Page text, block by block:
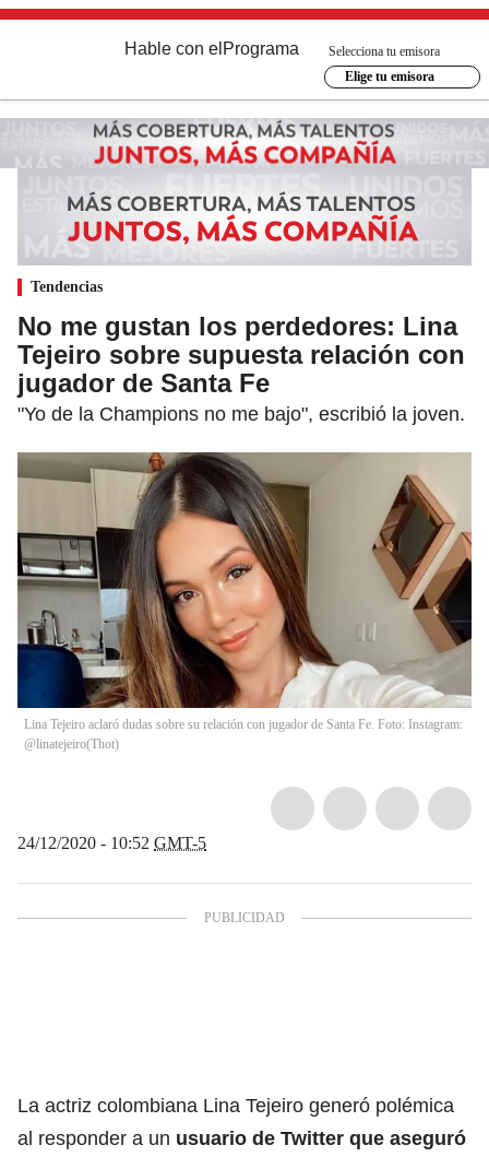
Hable con el Programa
Selecciona tu emisora
Elige tu emisora
Tendencias
No me gustan los perdedores: Lina
Tejeiro sobre supuesta relación con
jugador de Santa Fe
"Yo de la Champions no me bajo", escribió la joven.
Lina Tejeiro aclaró dudas sobre su relación con jugador de Santa Fe. Foto: Instagram:
@linatejeiro(Thot)
24/12/2020 - 10:52 GMT-5
La actriz colombiana Lina Tejeiro generó polémica
al responder a un usuario de Twitter que aseguró